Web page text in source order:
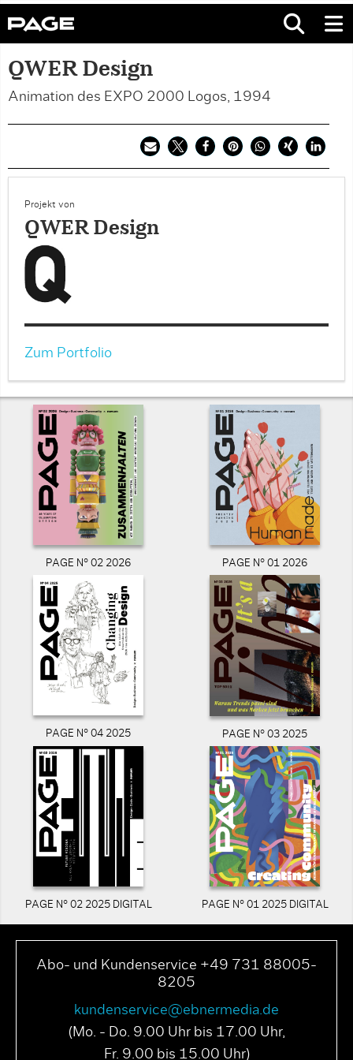
QWER Design
Animation des EXPO 2000 Logos, 1994
Projekt von
QWER Design
Zum Portfolio
PAGE N° 02 2026 PAGE N° 01 2026
PAGE N° 04 2025 PAGE N° 03 2025
PAGE N° 02 2025 DIGITAL PAGE N° 01 2025 DIGITAL
Abo- und Kundenservice +49 731 88005-
8205
kundenservice@ebnermedia.de
(Mo. - Do. 9.00 Uhr bis 17.00 Uhr,
Fr. 9.00 bis 15.00 Uhr)